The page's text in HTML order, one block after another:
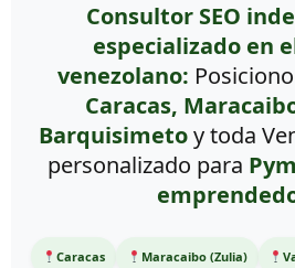
Consultor SEO
especializado en
venezolano:
Caracas,
Barquisimetoy toda
personalizado para
Caracas Maracaibo (Zulia)